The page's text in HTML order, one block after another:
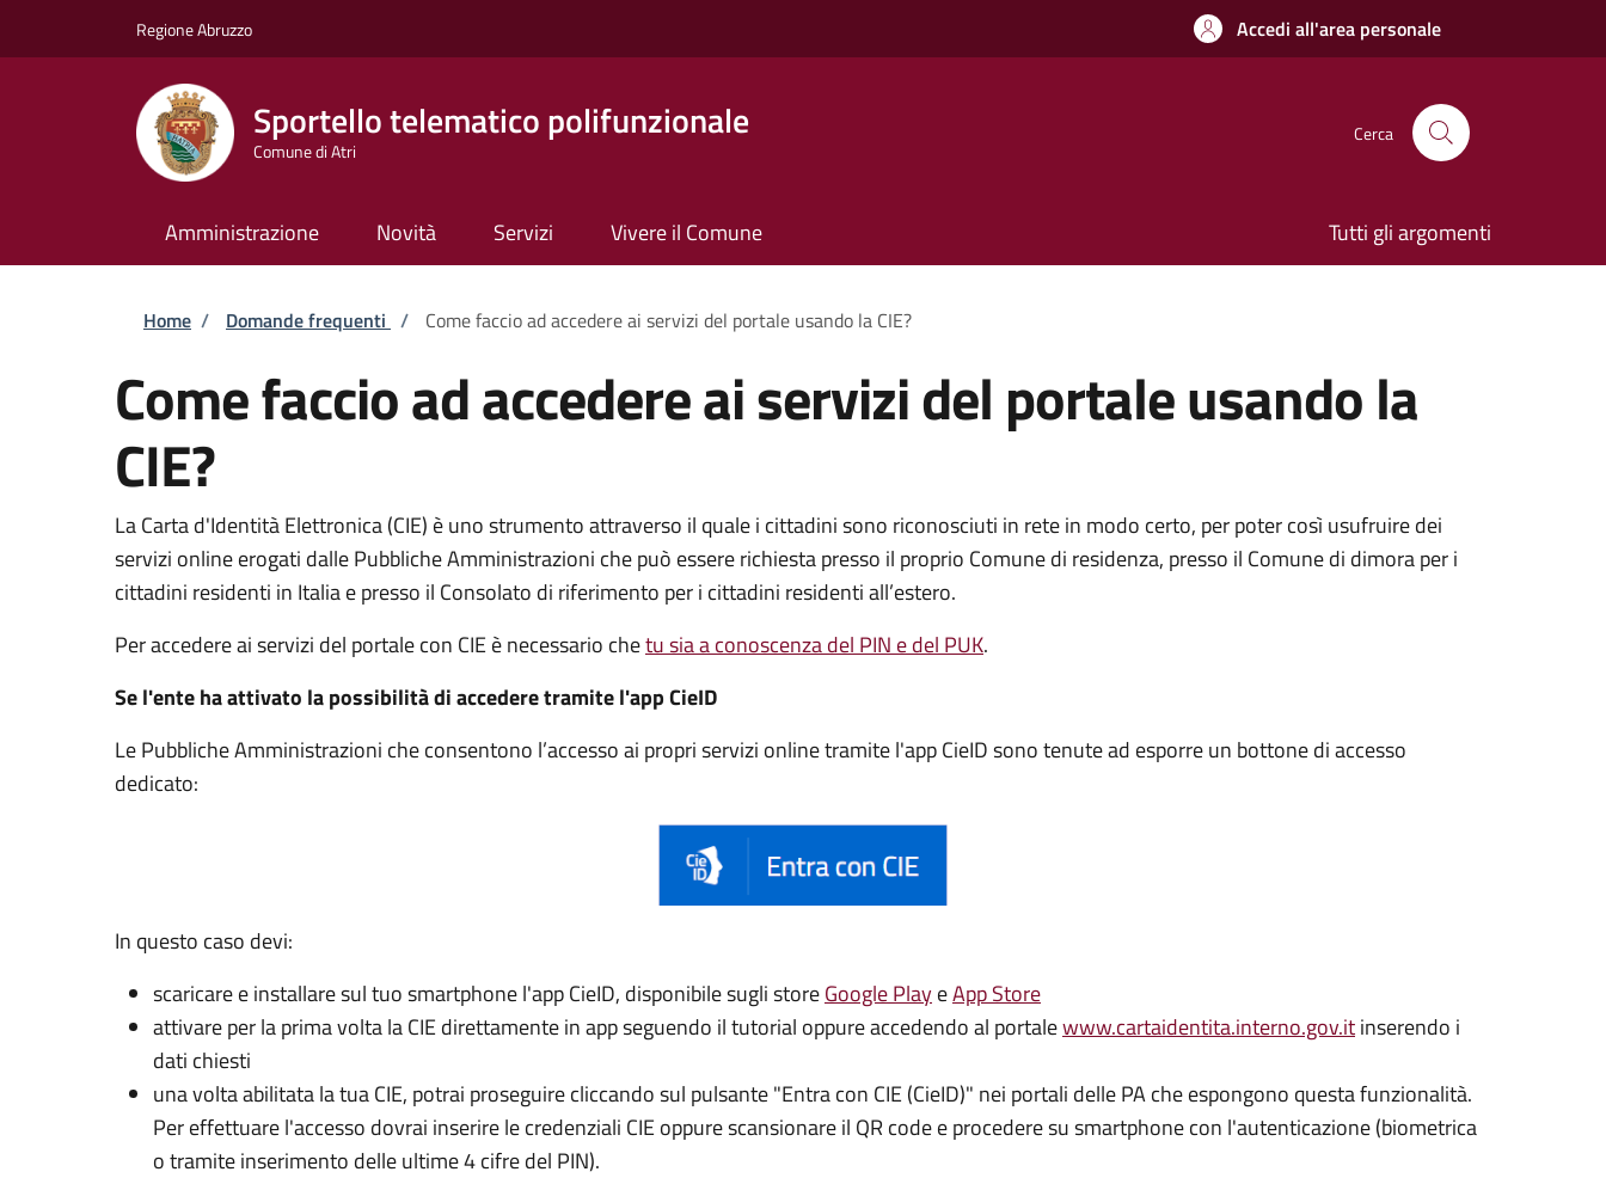
Regione Abruzzo Accedi all'area personale
Sportello telematico polifunzionale
Comune di Atri
Cerca
Amministrazione Novità Servizi Vivere il Comune Tutti gli argomenti
Briciole di pane
Home / Domande frequenti / Come faccio ad accedere ai servizi del portale usando la CIE?
Come faccio ad accedere ai servizi del portale usando la
CIE?
La Carta d'Identità Elettronica (CIE) è uno strumento attraverso il quale i cittadini sono riconosciuti in rete in modo certo, per poter così usufruire dei
servizi online erogati dalle Pubbliche Amministrazioni che può essererichiesta presso il proprio Comune di residenza, presso il Comune di dimora per i
cittadini residenti in Italia e presso il Consolato di riferimento per i cittadini residenti all’estero.
Per accedere ai servizi del portale con CIE è necessario chetu sia a conoscenza del PIN e del PUK.
Se l'ente ha attivato la possibilità di accedere tramite l'app CieID
Le Pubbliche Amministrazioni che consentono l’accesso ai propri servizi online tramite l'app CieID sono tenute ad esporre un bottone di accesso
dedicato:
In questo caso devi:
scaricare e installare sul tuo smartphone l'app CieID, disponibile sugli storeGoogle PlayeApp Store
attivare per la prima volta la CIE direttamente in app seguendo il tutorial oppure accedendo al portalewww.cartaidentita.interno.gov.itinserendo i
dati chiesti
una volta abilitata la tua CIE, potrai proseguire cliccando sul pulsante "Entra con CIE (CieID)" nei portali delle PA che espongono questa funzionalità.
Per effettuare l'accesso dovrai inserire le credenziali CIE oppure scansionare il QR code e procedere su smartphone con l'autenticazione (biometrica
o tramite inserimento delle ultime 4 cifre del PIN).